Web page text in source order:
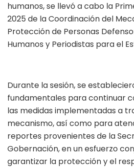
humanos, se llevó a cabo la
2025 de la Coordinación del
Protección de Personas
Humanos y Periodistas para el
Durante la sesión, se
fundamentales para continuar
las medidas implementadas a
mecanismo, así como para
reportes provenientes de la
Gobernación, en un esfuerzo
garantizar la protección y el